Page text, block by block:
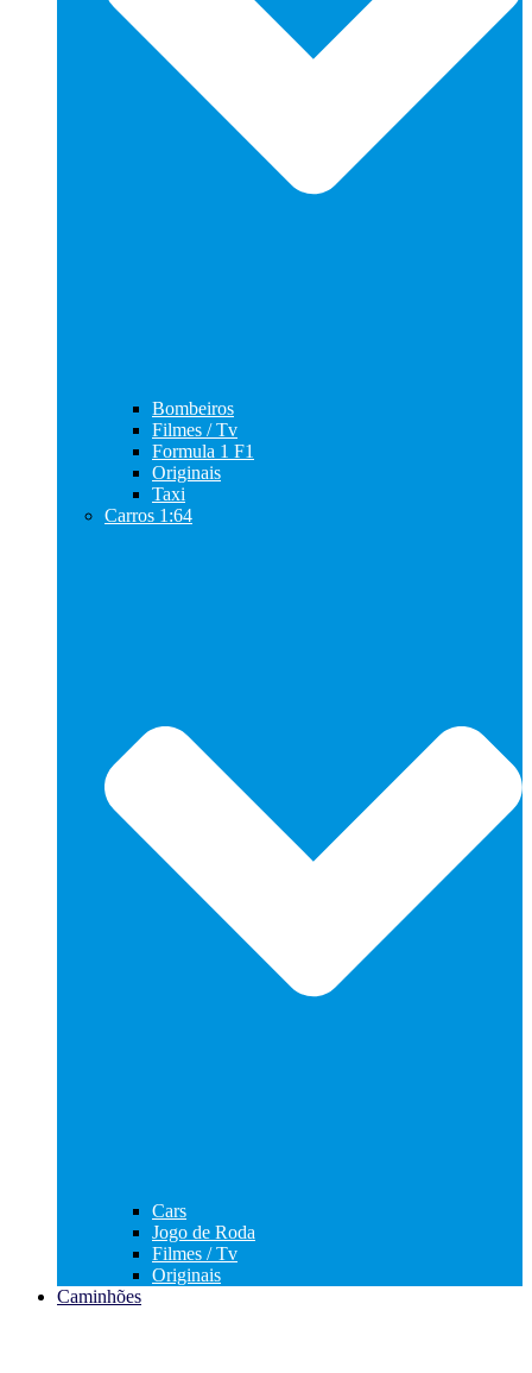
Bombeiros
Filmes / Tv
Formula 1 F1
Originais
Taxi
Carros 1:64
Cars
Jogo de Roda
Filmes / Tv
Originais
Caminhões